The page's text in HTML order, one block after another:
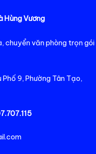
Hùng Vương
chuyển văn phòng trọn gói
9, Phường Tân Tạo,